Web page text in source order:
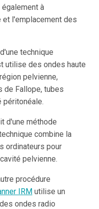
à
et l'emplacement des
technique
utilise des ondes haute
pelvienne,
de Fallope, tubes
péritonéale.
d'une méthode
combine la
ordinateurs pour
pelvienne.
procédure
IRMutilise un
ondes radio